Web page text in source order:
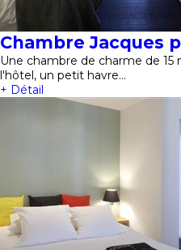
Chambre Jacques
Une chambre de charme de 15
l'hôtel, un petit havre…
+ Détail